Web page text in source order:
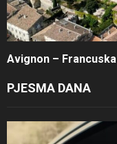
Avignon – Francuska
PJESMA DANA